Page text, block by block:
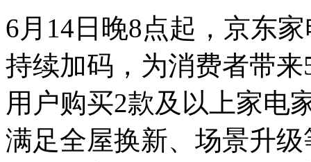
6月14日晚8点起，京东
持续加码，为消费者带
用户购买2款及以上家电
满足全屋换新、场景升